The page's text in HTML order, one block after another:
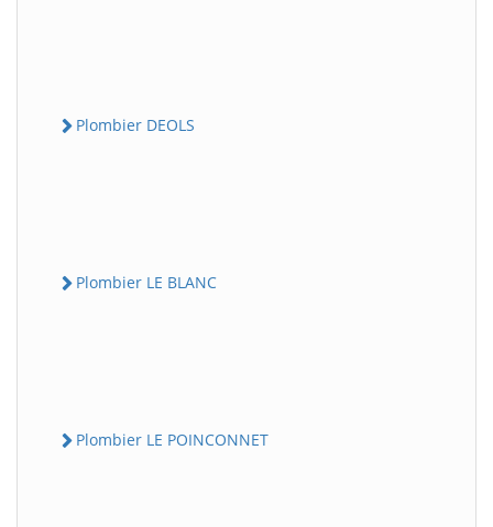
Plombier DEOLS
Plombier LE BLANC
Plombier LE POINCONNET